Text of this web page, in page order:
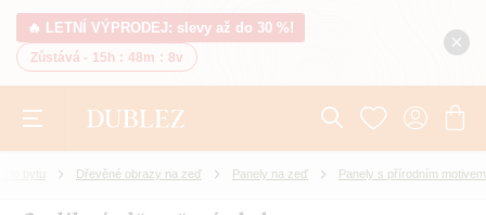
🔥 LETNÍ VÝPRODEJ: slevy až do 30 %!
Zůstává - 15h : 48m : 7v
do bytu Dřevěné obrazy na zeď Panely na zeď Panely s přírodním motivem